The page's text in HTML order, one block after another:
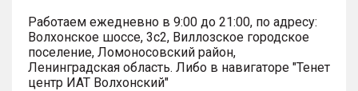
Pабoтaeм eжеднeвно в 9:00 до 21:00, по адресу:
Волхонское шоссе, 3с2, Виллозское городское
поселение, Ломоносовский район,
Ленинградская область. Либо в навигаторе "Тенет
центр ИАТ Волхонский"